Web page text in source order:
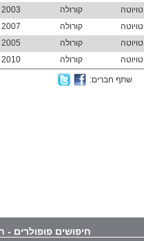
טויוטה קורולה 2003
טויוטה קורולה 2007
טויוטה קורולה 2005
טויוטה קורולה 2010
שתף חברים:
חיפושים פופולרים -